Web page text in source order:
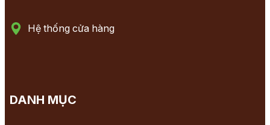
Hệ thống cửa hàng
DANH MỤC